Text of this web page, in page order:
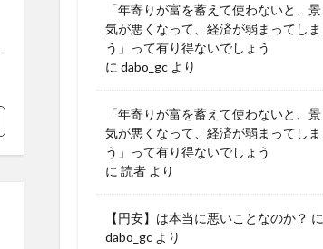
「年寄りが富を蓄えて使わないと、景
気が悪くなって、経済が弱まってしま
う」って有り得ないでしょう
に dabo_gc より
「年寄りが富を蓄えて使わないと、景
気が悪くなって、経済が弱まってしま
う」って有り得ないでしょう
に 読者 より
【円安】は本当に悪いことなのか？ に
dabo_gc より